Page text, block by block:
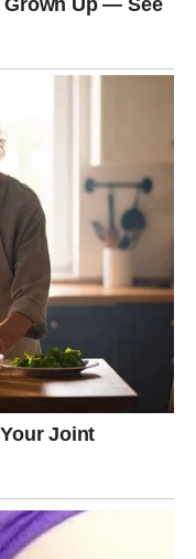
samopouzdanja.
ste u vezi, partner
šansa.
je ključ bliskosti.
slažu na svoje
Slobodne Device
na